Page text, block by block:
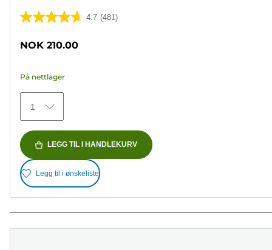
4.7 (481)
4.7
481
omtaler
NOK 210.00
På nettlager
1
LEGG TIL I HANDLEKURV
Legg til i ønskeliste